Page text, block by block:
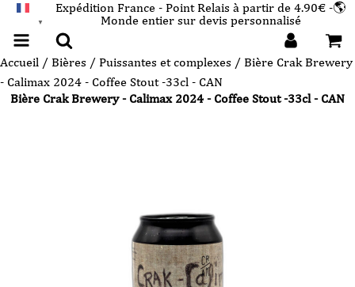
▼
Expédition France - Point Relais à partir de 4.90€ -🌎
Monde entier sur devis personnalisé
Accueil / Bières / Puissantes et complexes / Bière Crak Brewery
- Calimax 2024 - Coffee Stout -33cl - CAN
Bière Crak Brewery - Calimax 2024 - Coffee Stout -33cl - CAN